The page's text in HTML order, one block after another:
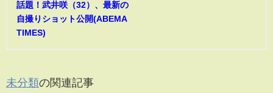
話題！武井咲（32）、最新の
自撮りショット公開(ABEMA
TIMES)
未分類の関連記事